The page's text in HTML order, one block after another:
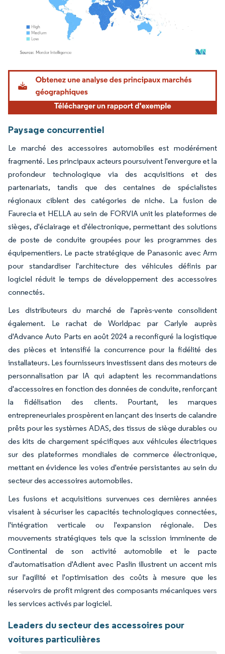
Image © Mordor Intelligence. La réutilisation nécessite une attribution sous CC BY
Paysage concurrentiel
Le marché des accessoires automobiles est modérément
fragmenté. Les principaux acteurs poursuivent l'envergure et la
profondeur technologique via des acquisitions et des
partenariats, tandis que des centaines de spécialistes
régionaux ciblent des catégories de niche. La fusion de
Faurecia et HELLA au sein de FORVIA unit les plateformes de
sièges, d'éclairage et d'électronique, permettant des solutions
de poste de conduite groupées pour les programmes des
équipementiers. Le pacte stratégique de Panasonic avec Arm
pour standardiser l'architecture des véhicules définis par
logiciel réduit le temps de développement des accessoires
connectés.
Les distributeurs du marché de l'après-vente consolident
également. Le rachat de Worldpac par Carlyle auprès
d'Advance Auto Parts en août 2024 a reconfiguré la logistique
des pièces et intensifié la concurrence pour la fidélité des
installateurs. Les fournisseurs investissent dans des moteurs de
personnalisation par IA qui adaptent les recommandations
d'accessoires en fonction des données de conduite, renforçant
la fidélisation des clients. Pourtant, les marques
entrepreneuriales prospèrent en lançant des inserts de calandre
prêts pour les systèmes ADAS, des tissus de siège durables ou
des kits de chargement spécifiques aux véhicules électriques
sur des plateformes mondiales de commerce électronique,
mettant en évidence les voies d'entrée persistantes au sein du
secteur des accessoires automobiles.
Les fusions et acquisitions survenues ces dernières années
visaient à sécuriser les capacités technologiques connectées,
l'intégration verticale ou l'expansion régionale. Des
mouvements stratégiques tels que la scission imminente de
Continental de son activité automobile et le pacte
d'automatisation d'Adient avec Paslin illustrent un accent mis
sur l'agilité et l'optimisation des coûts à mesure que les
réservoirs de profit migrent des composants mécaniques vers
les services activés par logiciel.
Leaders du secteur des accessoires pour
voitures particulières